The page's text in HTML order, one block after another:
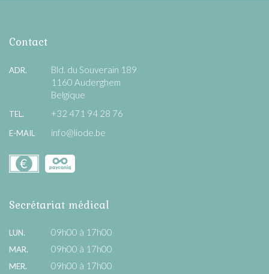
Contact
ADR.
Bld. du Souverain 189
1160 Auderghem
Belgique
TEL. +32 471 94 28 76
E-MAIL info@liode.be
Secrétariat médical
LUN. 09h00 à 17h00
MAR. 09h00 à 17h00
MER. 09h00 à 17h00